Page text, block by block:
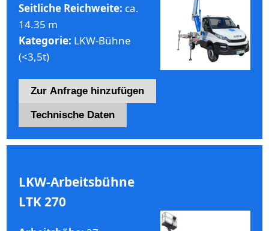
Seitliche Reichweite: ca.
14.35 m
Kategorie: LKW-Bühne
(<3,5t)
Zur Anfrage hinzufügen
Technische Daten
LKW-Arbeitsbühne
LTK 270